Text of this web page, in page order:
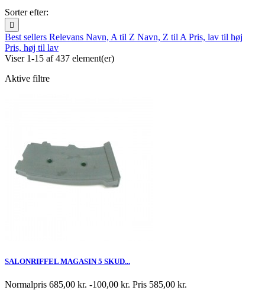
Sorter efter:

Best sellers Relevans Navn, A til Z Navn, Z til A Pris, lav til høj
Pris, høj til lav
Viser 1-15 af 437 element(er)
Aktive filtre
SALONRIFFEL MAGASIN 5 SKUD...
Normalpris 685,00 kr. -100,00 kr. Pris 585,00 kr.